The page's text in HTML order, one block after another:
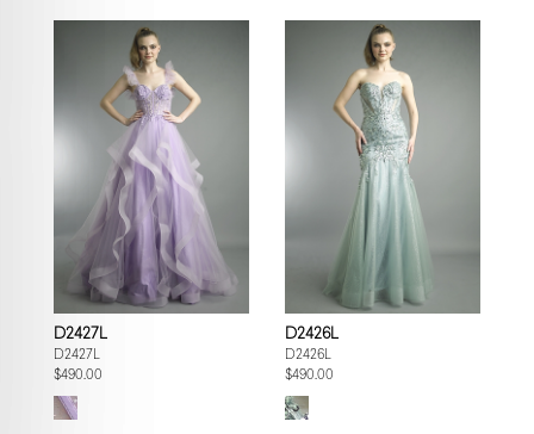
D2427L
D2427L
$490.00
D2426L
D2426L
$490.00